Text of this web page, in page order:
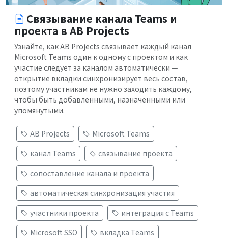
Связывание канала Teams и
проекта в AB Projects
Узнайте, как AB Projects связывает каждый канал
Microsoft Teams один к одному с проектом и как
участие следует за каналом автоматически —
открытие вкладки синхронизирует весь состав,
поэтому участникам не нужно заходить каждому,
чтобы быть добавленными, назначенными или
упомянутыми.
AB Projects
Microsoft Teams
канал Teams
связывание проекта
сопоставление канала и проекта
автоматическая синхронизация участия
участники проекта
интеграция с Teams
Microsoft SSO
вкладка Teams